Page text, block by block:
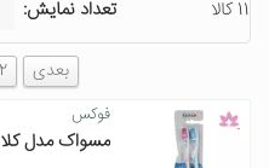
11 کالا تعداد نمایش:
2 بعدی
فوکس
مسواک مدل